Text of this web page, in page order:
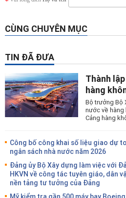
CÙNG CHUYÊN MỤC
TIN ĐÃ ĐƯA
Thành
hàng
Bộ trưởng Bộ
nước về hàng
Cảng hàng
Công bố công khai số liệu giao dự
ngân sách nhà nước năm 2026
Đảng ủy Bộ Xây dựng làm việc với
HKVN về công tác tuyên giáo, dân
nền tảng tư tưởng của Đảng